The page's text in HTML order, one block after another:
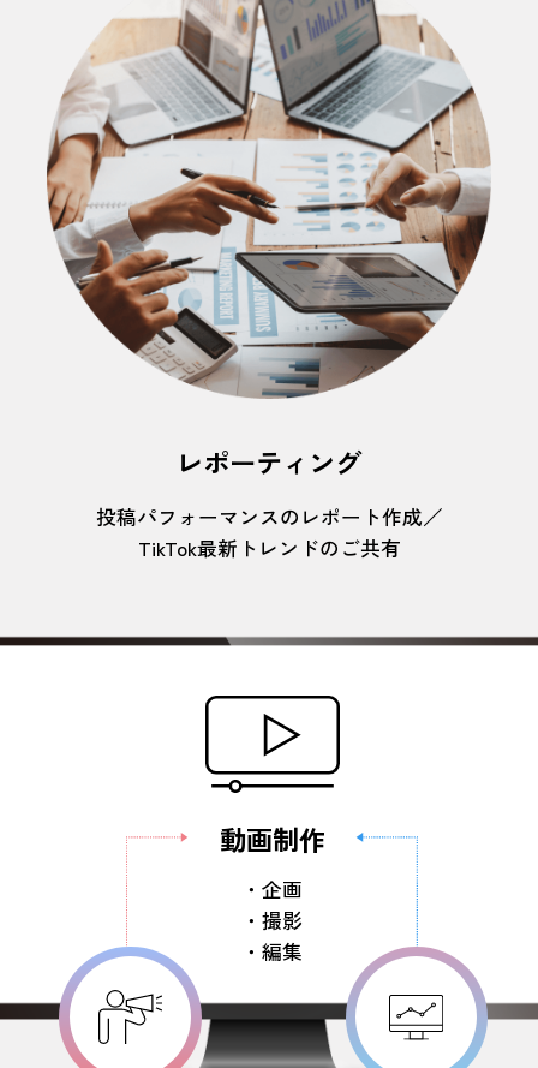
レポーティング
投稿パフォーマンスのレポート作成／
TikTok最新トレンドのご共有
動画制作
・企画
・撮影
・編集